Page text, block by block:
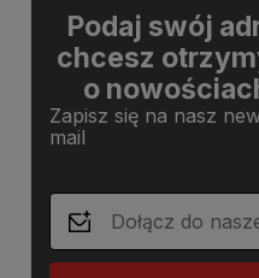
Podaj swój
chcesz
o
Zapisz się na nasz
mail